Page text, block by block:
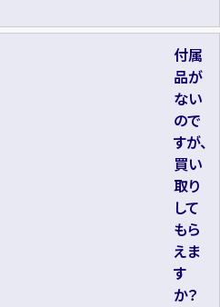
付属
品が
ない
ので
すが、
買い
取り
して
もら
えま
す
か？